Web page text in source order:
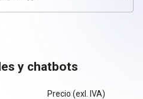
y chatbots
Precio (exl. IVA)